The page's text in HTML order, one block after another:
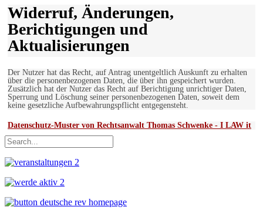
Widerruf, Änderungen,
Berichtigungen und
Aktualisierungen
Der Nutzer hat das Recht, auf Antrag unentgeltlich Auskunft zu erhalten
über die personenbezogenen Daten, die über ihn gespeichert wurden.
Zusätzlich hat der Nutzer das Recht auf Berichtigung unrichtiger Daten,
Sperrung und Löschung seiner personenbezogenen Daten, soweit dem
keine gesetzliche Aufbewahrungspflicht entgegensteht.
Datenschutz-Muster von Rechtsanwalt Thomas Schwenke - I LAW it